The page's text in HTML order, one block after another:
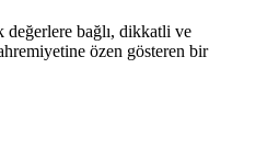
bağlı, dikkatli ve
özen gösteren bir